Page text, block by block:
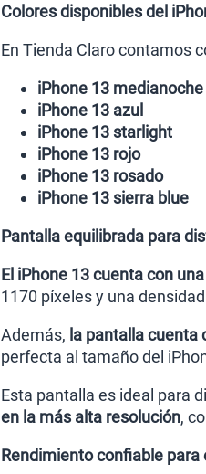
Colores disponibles del
En Tienda Claro contamos
iPhone 13 medianoche
iPhone 13 azul
iPhone 13 starlight
iPhone 13 rojo
iPhone 13 rosado
iPhone 13 sierra blue
Pantalla equilibrada para
El iPhone 13 cuenta con
1170 píxeles y una
Además, la pantalla cuenta
perfecta al tamaño del
Esta pantalla es ideal para
en la más alta resolución,
Rendimiento confiable para